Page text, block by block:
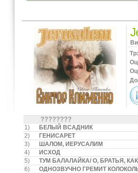
????????
1)
БЕЛЫЙ ВСАДНИК
2)
ГЕНИСАРЕТ
3)
ШАЛОМ, ИЕРУСАЛИМ
4)
ИСХОД
5)
ТУМ БАЛАЛАЙКА/ О, БРАТЬЯ, КАК
6)
ОДНОЗВУЧНО ГРЕМИТ